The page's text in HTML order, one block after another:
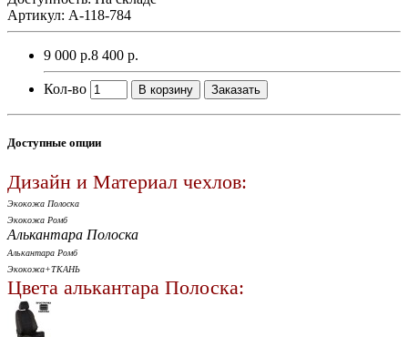
Артикул: A-118-784
9 000 р.8 400 р.
Кол-во В корзину Заказать
Доступные опции
Дизайн и Материал чехлов:
Экокожа Полоска
Экокожа Ромб
Алькантара Полоска
Алькантара Ромб
Экокожа+ТКАНЬ
Цвета алькантара Полоска: